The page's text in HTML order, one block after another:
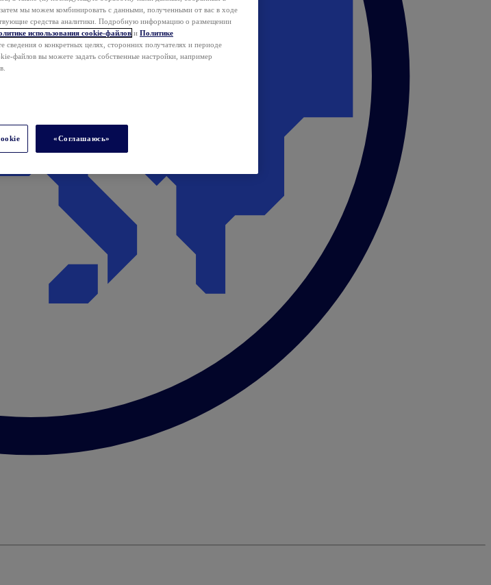
затем мы можем комбинировать с данными, полученными от вас в ходе
средства аналитики. Подробную информацию о размещении
использования cookie-файлов и Политике
сведения о конкретных целях, сторонних получателях и периоде
файлов вы можете задать собственные настройки, например
«Соглашаюсь»